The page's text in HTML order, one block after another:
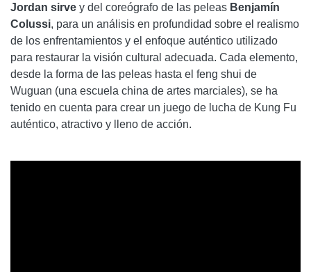
Jordan sirve y del coreógrafo de las peleas Benjamín
Colussi, para un análisis en profundidad sobre el realismo
de los enfrentamientos y el enfoque auténtico utilizado
para restaurar la visión cultural adecuada. Cada elemento,
desde la forma de las peleas hasta el feng shui de
Wuguan (una escuela china de artes marciales), se ha
tenido en cuenta para crear un juego de lucha de Kung Fu
auténtico, atractivo y lleno de acción.